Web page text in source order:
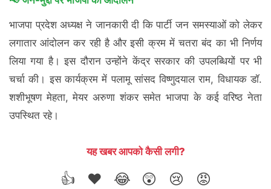
भाजपा प्रदेश अध्यक्ष ने जानकारी दी कि पार्टी जन समस्याओं को लेकर
लगातार आंदोलन कर रही है और इसी क्रम में चतरा बंद का भी निर्णय
लिया गया है। इस दौरान उन्होंने केंद्र सरकार की उपलब्धियों पर भी
चर्चा की। इस कार्यक्रम में पलामू सांसद विष्णुदयाल राम, विधायक डॉ.
शशीभूषण मेहता, मेयर अरुणा शंकर समेत भाजपा के कई वरिष्ठ नेता
उपस्थित रहे।
यह खबर आपको कैसी लगी?
👍 ❤️ 😂 😲 😢 😡